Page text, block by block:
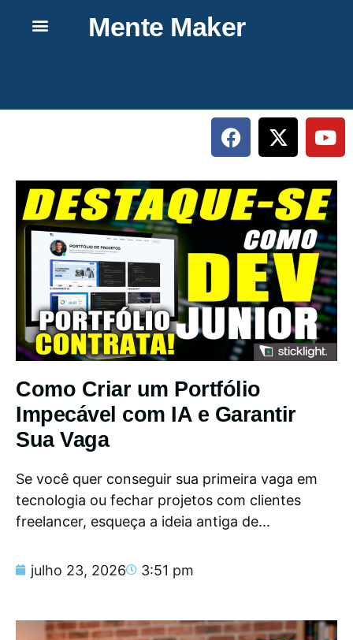
Mente Maker
Como Criar um Portfólio
Impecável com IA e Garantir
Sua Vaga
Se você quer conseguir sua primeira vaga em
tecnologia ou fechar projetos com clientes
freelancer, esqueça a ideia antiga de...
julho 23, 2026 3:51 pm